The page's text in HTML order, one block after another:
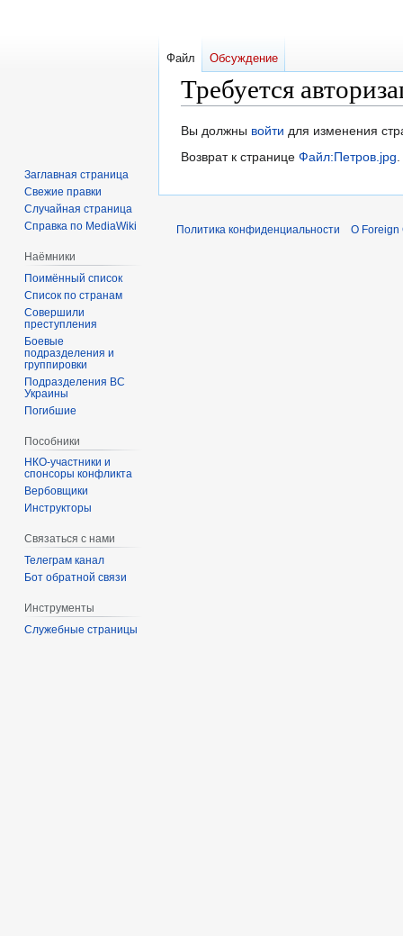
Требуется
Перейти
к
Перейти
к
Вы должны войти для изменения
Возврат к странице Файл:Петров.jpg.
Файл Обсуждение
Заглавная страница
Свежие правки
Случайная страница
Справка по MediaWiki
Наёмники
Поимённый список
Список по странам
Совершили
преступления
Боевые
подразделения и
группировки
Подразделения ВС
Украины
Погибшие
Пособники
спонсоры конфликта
‏‎Вербовщики
Инструкторы
Связаться с нами
Телеграм канал
Бот обратной связи
Инструменты
Служебные страницы
Политика конфиденциальности О Foreign